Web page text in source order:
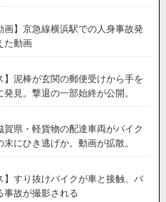
写
っ
て
た。
画】京急線横浜駅での人身事故発
た動画
】泥棒が玄関の郵便受けから手を
発見。撃退の一部始終が公開。
賀県・軽貨物の配達車両がバイク
にひき逃げか。動画が拡散。
】すり抜けバイクが車と接触、バ
事故が撮影される